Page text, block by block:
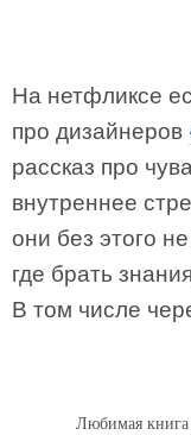
На нетфликсе
про дизайнеров
рассказ про
внутреннее
они без этого
где брать
В том числе
Любимая